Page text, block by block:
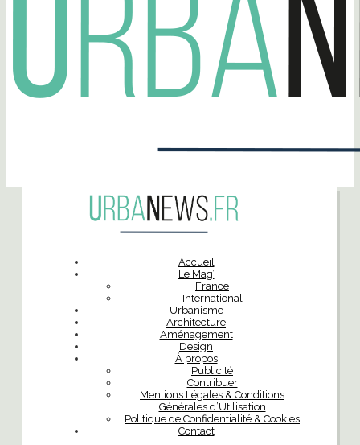
Accueil
Le Mag’
France
International
Urbanisme
Architecture
Aménagement
Design
À propos
Publicité
Contribuer
Mentions Légales & Conditions
Générales d’Utilisation
Politique de Confidentialité & Cookies
Contact